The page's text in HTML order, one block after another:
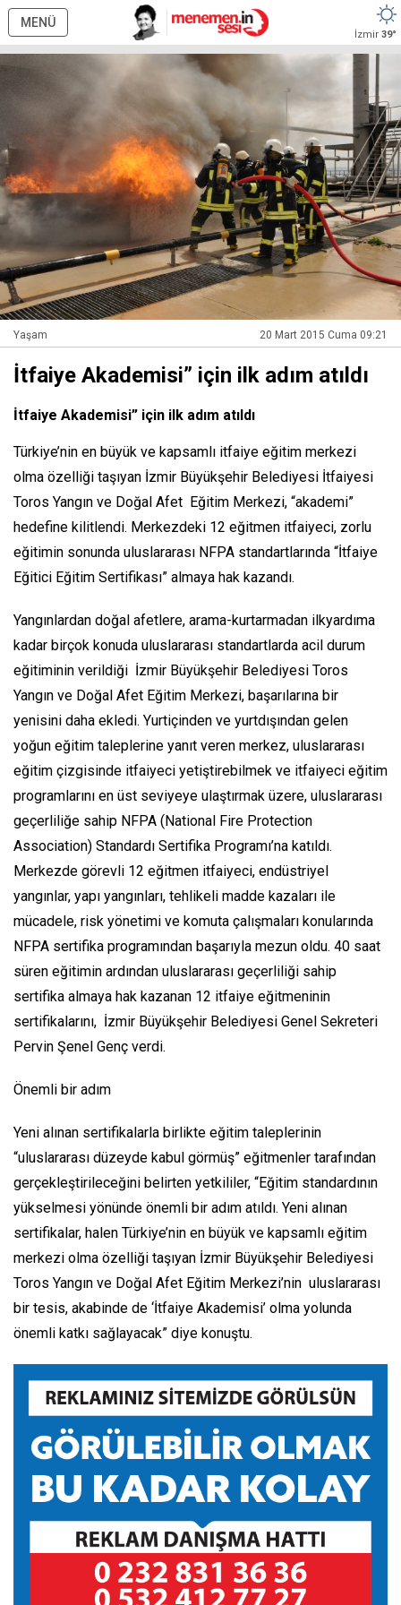
MENÜ
İzmir 39°
Yaşam 20 Mart 2015 Cuma 09:21
İtfaiye Akademisi” için ilk adım atıldı
İtfaiye Akademisi” için ilk adım atıldı
Türkiye’nin en büyük ve kapsamlı itfaiye eğitim merkezi
olma özelliği taşıyan İzmir Büyükşehir Belediyesi İtfaiyesi
Toros Yangın ve Doğal Afet Eğitim Merkezi, “akademi”
hedefine kilitlendi. Merkezdeki 12 eğitmen itfaiyeci, zorlu
eğitimin sonunda uluslararası NFPA standartlarında “İtfaiye
Eğitici Eğitim Sertifikası” almaya hak kazandı.
Yangınlardan doğal afetlere, arama-kurtarmadan ilkyardıma
kadar birçok konuda uluslararası standartlarda acil durum
eğitiminin verildiği İzmir Büyükşehir Belediyesi Toros
Yangın ve Doğal Afet Eğitim Merkezi, başarılarına bir
yenisini daha ekledi. Yurtiçinden ve yurtdışından gelen
yoğun eğitim taleplerine yanıt veren merkez, uluslararası
eğitim çizgisinde itfaiyeci yetiştirebilmek ve itfaiyeci eğitim
programlarını en üst seviyeye ulaştırmak üzere, uluslararası
geçerliliğe sahip NFPA (National Fire Protection
Association) Standardı Sertifika Programı’na katıldı.
Merkezde görevli 12 eğitmen itfaiyeci, endüstriyel
yangınlar, yapı yangınları, tehlikeli madde kazaları ile
mücadele, risk yönetimi ve komuta çalışmaları konularında
NFPA sertifika programından başarıyla mezun oldu. 40 saat
süren eğitimin ardından uluslararası geçerliliği sahip
sertifika almaya hak kazanan 12 itfaiye eğitmeninin
sertifikalarını, İzmir Büyükşehir Belediyesi Genel Sekreteri
Pervin Şenel Genç verdi.
Önemli bir adım
Yeni alınan sertifikalarla birlikte eğitim taleplerinin
“uluslararası düzeyde kabul görmüş” eğitmenler tarafından
gerçekleştirileceğini belirten yetkililer, “Eğitim standardının
yükselmesi yönünde önemli bir adım atıldı. Yeni alınan
sertifikalar, halen Türkiye’nin en büyük ve kapsamlı eğitim
merkezi olma özelliği taşıyan İzmir Büyükşehir Belediyesi
Toros Yangın ve Doğal Afet Eğitim Merkezi’nin uluslararası
bir tesis, akabinde de ‘İtfaiye Akademisi’ olma yolunda
önemli katkı sağlayacak” diye konuştu.